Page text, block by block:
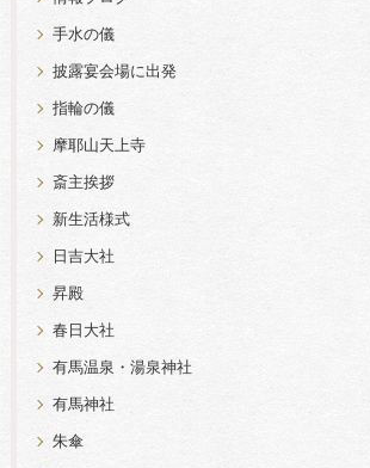
手水の儀
披露宴会場に出発
指輪の儀
摩耶山天上寺
斎主挨拶
新生活様式
日吉大社
昇殿
春日大社
有馬温泉・湯泉神社
有馬神社
朱傘